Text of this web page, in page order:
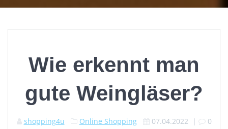
Wie erkennt man
gute Weingläser?
shopping4u Online Shopping 07.04.2022 | 0